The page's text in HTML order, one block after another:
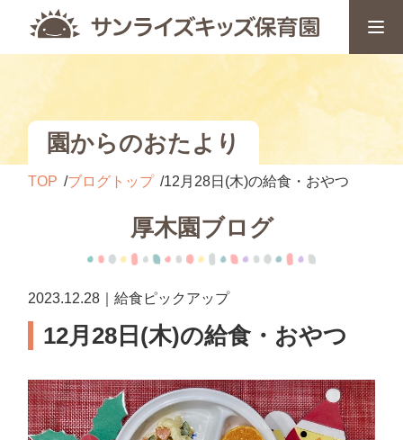
園からのおたより
TOP ブログトップ 12月28日(木)の給食・おやつ
厚木園ブログ
2023.12.28｜給食ピックアップ
12月28日(木)の給食・おやつ